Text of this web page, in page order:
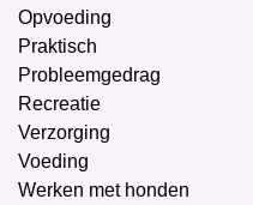
Opvoeding
Praktisch
Probleemgedrag
Recreatie
Verzorging
Voeding
Werken met honden